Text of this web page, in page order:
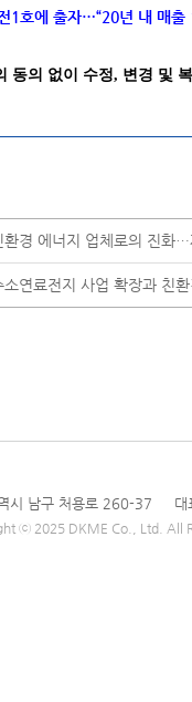
1호에 출자…“20년 내 매
동의 없이 수정, 변경 및
환경 에너지 업체로의 진화
연료전지 사업 확장과 친
시 남구 처용로 260-37
ⓒ 2025 DKME Co., Ltd. All